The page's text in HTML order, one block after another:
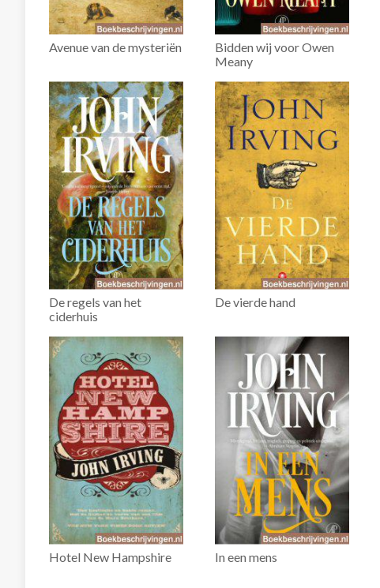
Avenue van de mysteriën
Bidden wij voor Owen
Meany
De regels van het
ciderhuis
De vierde hand
Hotel New Hampshire In een mens